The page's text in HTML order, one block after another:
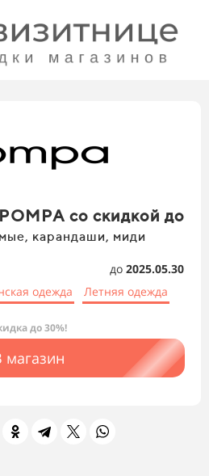
со скидкой до
карандаши, миди
до 2025.05.30
одежда Летняя одежда
до 30%!
магазин